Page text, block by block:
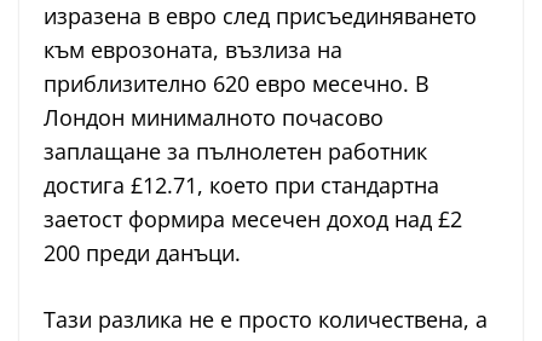
изразена в евро след присъединяването
към еврозоната, възлиза на
приблизително 620 евро месечно. В
Лондон минималното почасово
заплащане за пълнолетен работник
достига £12.71, което при стандартна
заетост формира месечен доход над £2
200 преди данъци.
Тази разлика не е просто количествена, а